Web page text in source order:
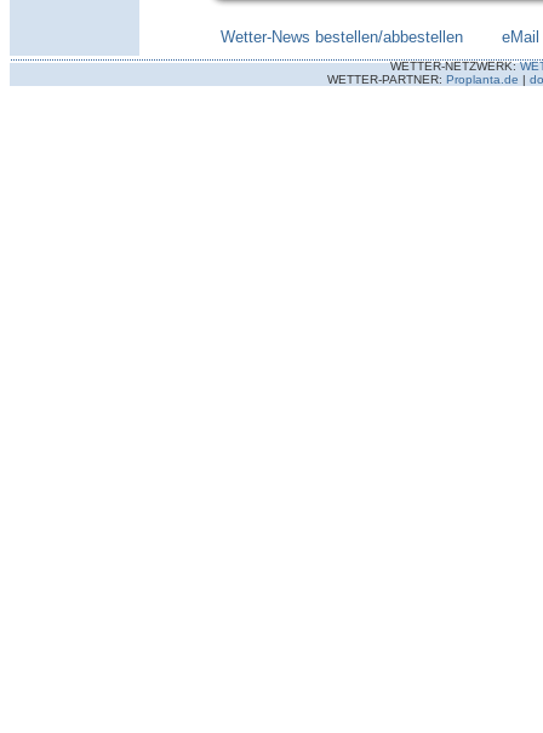
Wetter-News bestellen/abbestellen eMail
WETTER-NETZWERK:
WETTER-PARTNER: Proplanta.de |